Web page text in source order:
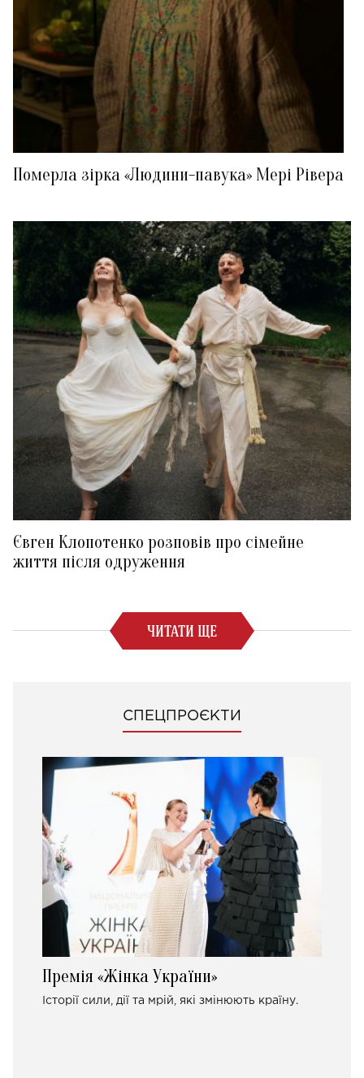
Померла зірка «Людини-павука» Мері Рівера
Євген Клопотенко розповів про сімейне
життя після одруження
ЧИТАТИ ЩЕ
СПЕЦПРОЄКТИ
Премія «Жінка України»
Історії сили, дії та мрій, які змінюють країну.